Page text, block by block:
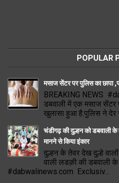
POPULAR
मसाज सेंटर पर पुलिस का छापा
BREAKING NEWS
डबवाली में एक मसाज
खुलासा हुआ है.पुलिस ने देर
चंडीगढ़ की दुल्हन को डबवाली के
मानने से किया इंकार
दुल्हन के तेवर देख दुल्हे
वाली लडक़ी की डबवाली
#dabwalinews.com Exclusiv...